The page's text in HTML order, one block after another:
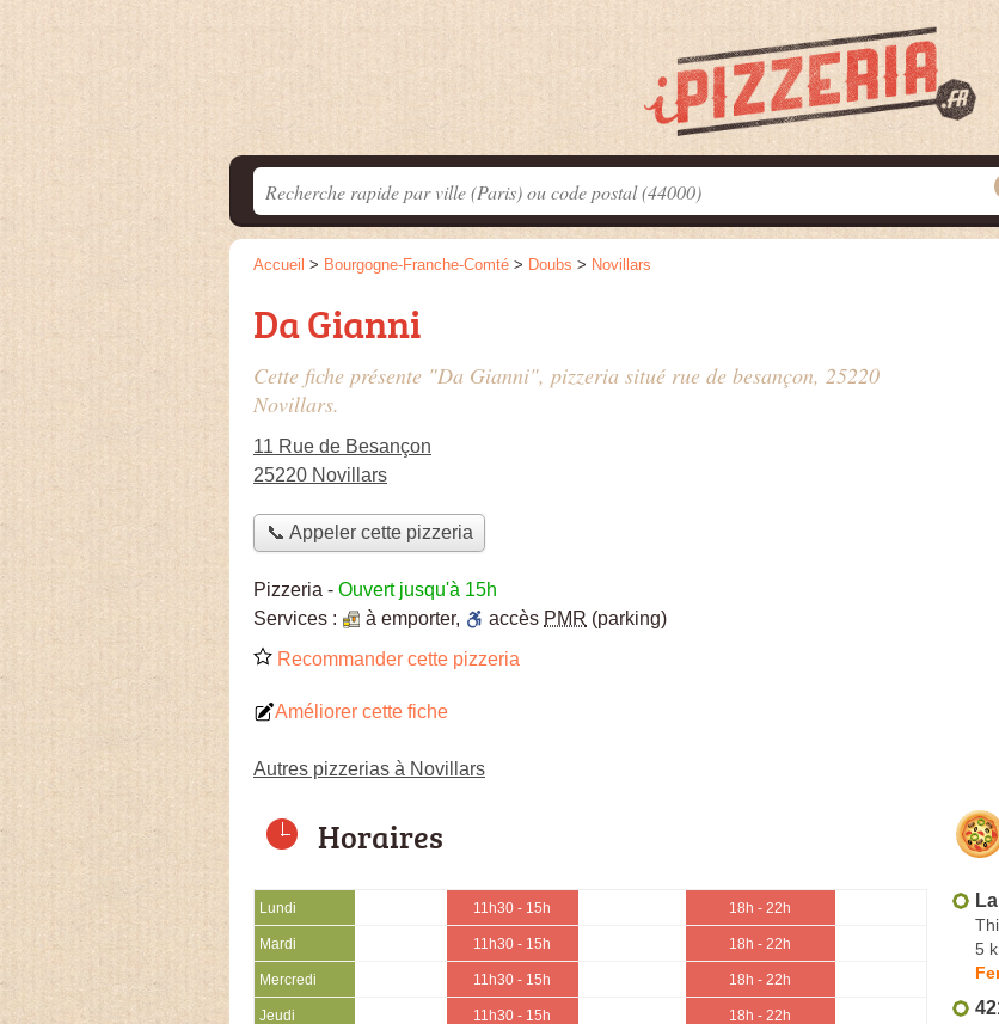
Accueil > Bourgogne-Franche-Comté > Doubs > Novillars
Da Gianni
Cette fiche présente "Da Gianni", pizzeria situé rue de besançon, 25220
Novillars.
11 Rue de Besançon
25220 Novillars
📞 Appeler cette pizzeria
Pizzeria - Ouvert jusqu'à 15h
Services :
à emporter, accès PMR (parking)
Recommander cette pizzeria
Améliorer cette fiche
Autres pizzerias à Novillars
Horaires
Lundi 11h30 - 15h 18h - 22h
Mardi 11h30 - 15h 18h - 22h
Mercredi 11h30 - 15h 18h - 22h
Jeudi 11h30 - 15h 18h - 22h
5